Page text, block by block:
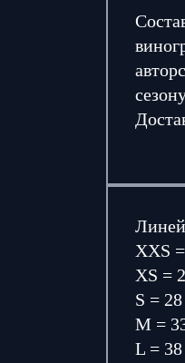
XXS
XS =
S =
M =
L = 38